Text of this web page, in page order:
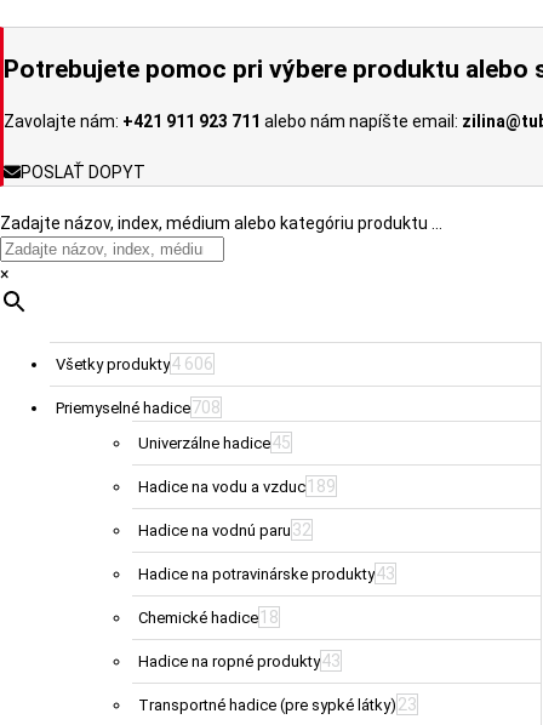
môžete
na
produktu.
Potrebujete pomoc pri výbere produktu alebo
Zavolajte nám: +421 911 923 711 alebo nám napíšte email:
POSLAŤ DOPYT
Zadajte názov, index, médium alebo kategóriu produktu …
×
Všetky produkty4 606
Priemyselné hadice708
Univerzálne hadice45
Hadice na vodu a vzduc 189
Hadice na vodnú paru 32
Hadice na potravinárske produkty43
Chemické hadice 18
Hadice na ropné produkty43
Transportné hadice (pre sypké látky) 23